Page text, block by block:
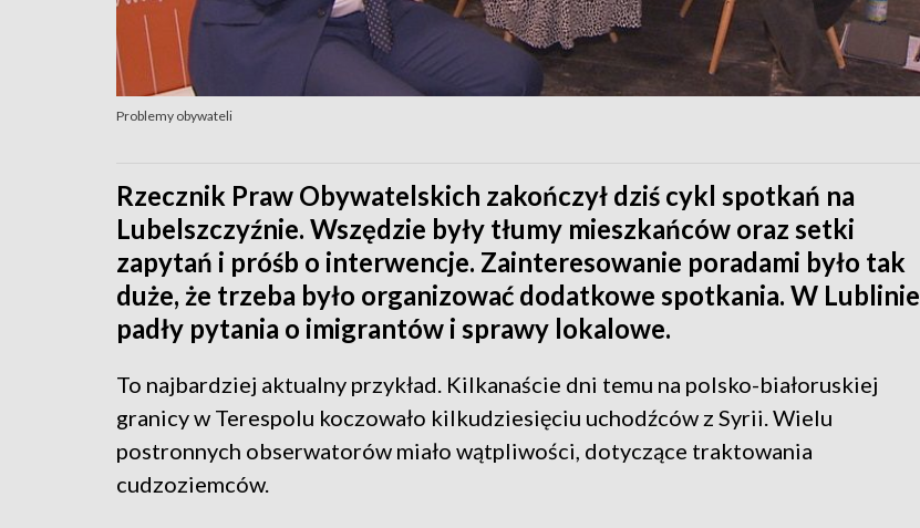
Problemy obywateli
Rzecznik Praw Obywatelskich zakończył dziś cykl spotkań na
Lubelszczyźnie. Wszędzie były tłumy mieszkańców oraz setki
zapytań i próśb o interwencje. Zainteresowanie poradami było tak
duże, że trzeba było organizować dodatkowe spotkania. W Lublinie
padły pytania o imigrantów i sprawy lokalowe.
To najbardziej aktualny przykład. Kilkanaście dni temu na polsko-białoruskiej
granicy w Terespolu koczowało kilkudziesięciu uchodźców z Syrii. Wielu
postronnych obserwatorów miało wątpliwości, dotyczące traktowania
cudzoziemców.